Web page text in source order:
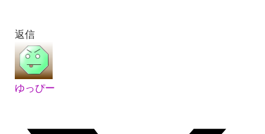
返信
ゆっぴー